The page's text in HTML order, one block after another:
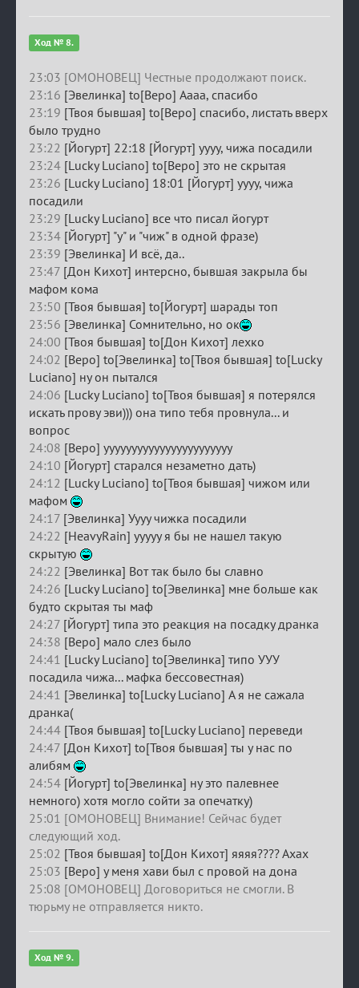
Ход № 8.
23:03 [ОМОНОВЕЦ] Честные продолжают поиск.
23:16 [Эвелинка] to[Веро] Аааа, спасибо
23:19 [Твоя бывшая] to[Веро] спасибо, листать вверх
было трудно
23:22 [Йогурт] 22:18 [Йогурт] уууу, чижа посадили
23:24 [Lucky Luciano] to[Веро] это не скрытая
23:26 [Lucky Luciano] 18:01 [Йогурт] уууу, чижа
посадили
23:29 [Lucky Luciano] все что писал йогурт
23:34 [Йогурт] "у" и "чиж" в одной фразе)
23:39 [Эвелинка] И всё, да..
23:47 [Дон Кихот] интерсно, бывшая закрыла бы
мафом кома
23:50 [Твоя бывшая] to[Йогурт] шарады топ
23:56 [Эвелинка] Сомнительно, но ок
24:00 [Твоя бывшая] to[Дон Кихот] лехко
24:02 [Веро] to[Эвелинка] to[Твоя бывшая] to[Lucky
Luciano] ну он пытался
24:06 [Lucky Luciano] to[Твоя бывшая] я потерялся
искать прову эви))) она типо тебя провнула... и
вопрос
24:08 [Веро] ууууууууууууууууууууууу
24:10 [Йогурт] старался незаметно дать)
24:12 [Lucky Luciano] to[Твоя бывшая] чижом или
мафом
24:17 [Эвелинка] Уууу чижка посадили
24:22 [HeavyRain] ууууу я бы не нашел такую
скрытую
24:22 [Эвелинка] Вот так было бы славно
24:26 [Lucky Luciano] to[Эвелинка] мне больше как
будто скрытая ты маф
24:27 [Йогурт] типа это реакция на посадку дранка
24:38 [Веро] мало слез было
24:41 [Lucky Luciano] to[Эвелинка] типо УУУ
посадила чижа... мафка бессовестная)
24:41 [Эвелинка] to[Lucky Luciano] А я не сажала
дранка(
24:44 [Твоя бывшая] to[Lucky Luciano] переведи
24:47 [Дон Кихот] to[Твоя бывшая] ты у нас по
алибям
24:54 [Йогурт] to[Эвелинка] ну это палевнее
немного) хотя могло сойти за опечатку)
25:01 [ОМОНОВЕЦ] Внимание! Сейчас будет
следующий ход.
25:02 [Твоя бывшая] to[Дон Кихот] яяяя???? Ахах
25:03 [Веро] у меня хави был с провой на дона
25:08 [ОМОНОВЕЦ] Договориться не смогли. В
тюрьму не отправляется никто.
Ход № 9.